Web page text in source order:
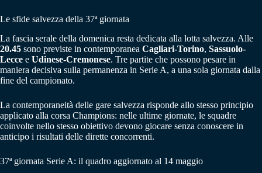
Le sfide salvezza della 37ª giornata
La fascia serale della domenica resta dedicata alla lotta salvezza. Alle
20.45 sono previste in contemporanea Cagliari-Torino, Sassuolo-
Lecce e Udinese-Cremonese. Tre partite che possono pesare in
maniera decisiva sulla permanenza in Serie A, a una sola giornata dalla
fine del campionato.
La contemporaneità delle gare salvezza risponde allo stesso principio
applicato alla corsa Champions: nelle ultime giornate, le squadre
coinvolte nello stesso obiettivo devono giocare senza conoscere in
anticipo i risultati delle dirette concorrenti.
37ª giornata Serie A: il quadro aggiornato al 14 maggio